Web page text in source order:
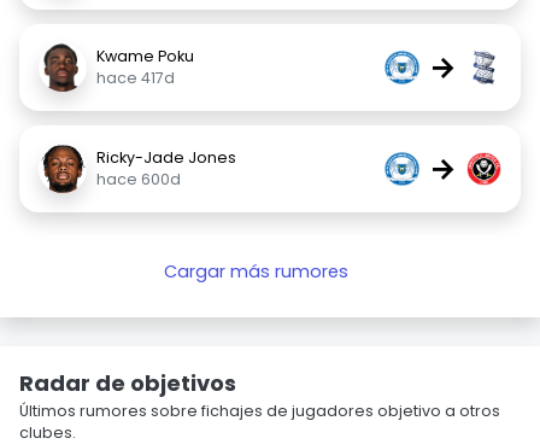
Kwame Poku
hace 417d
→
Ricky-Jade Jones
hace 600d
→
Cargar más rumores
Radar de objetivos
Últimos rumores sobre fichajes de jugadores objetivo a otros
clubes.